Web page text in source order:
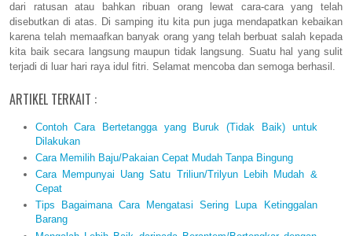
dari ratusan atau bahkan ribuan orang lewat cara-cara yang telah
disebutkan di atas. Di samping itu kita pun juga mendapatkan kebaikan
karena telah memaafkan banyak orang yang telah berbuat salah kepada
kita baik secara langsung maupun tidak langsung. Suatu hal yang sulit
terjadi di luar hari raya idul fitri. Selamat mencoba dan semoga berhasil.
ARTIKEL TERKAIT :
Contoh Cara Bertetangga yang Buruk (Tidak Baik) untuk
Dilakukan
Cara Memilih Baju/Pakaian Cepat Mudah Tanpa Bingung
Cara Mempunyai Uang Satu Triliun/Trilyun Lebih Mudah &
Cepat
Tips Bagaimana Cara Mengatasi Sering Lupa Ketinggalan
Barang